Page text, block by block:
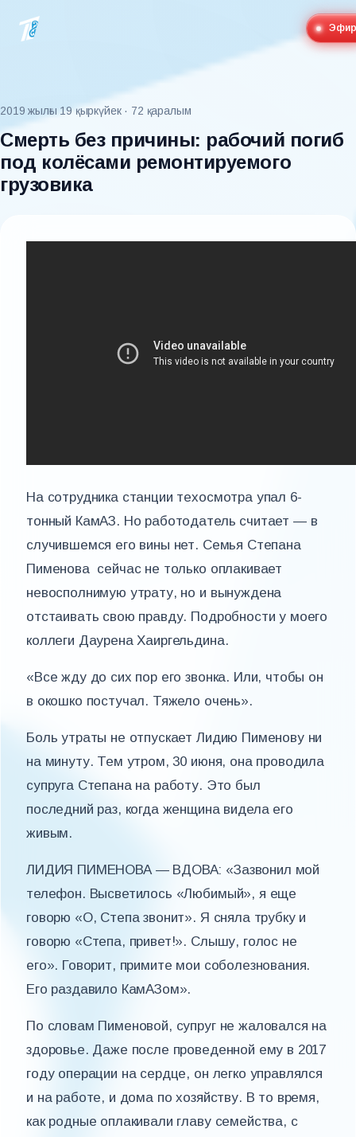
Эфир
2019 жылғы 19 қыркүйек · 72 қаралым
Смерть без причины: рабочий погиб
под колёсами ремонтируемого
грузовика
На сотрудника станции техосмотра упал 6-
тонный КамАЗ. Но работодатель считает — в
случившемся его вины нет. Семья Степана
Пименова сейчас не только оплакивает
невосполнимую утрату, но и вынуждена
отстаивать свою правду. Подробности у моего
коллеги Даурена Хаиргельдина.
«Все жду до сих пор его звонка. Или, чтобы он
в окошко постучал. Тяжело очень».
Боль утраты не отпускает Лидию Пименову ни
на минуту. Тем утром, 30 июня, она проводила
супруга Степана на работу. Это был
последний раз, когда женщина видела его
живым.
ЛИДИЯ ПИМЕНОВА — ВДОВА: «Зазвонил мой
телефон. Высветилось «Любимый», я еще
говорю «О, Степа звонит». Я сняла трубку и
говорю «Степа, привет!». Слышу, голос не
его». Говорит, примите мои соболезнования.
Его раздавило КамАЗом».
По словам Пименовой, супруг не жаловался на
здоровье. Даже после проведенной ему в 2017
году операции на сердце, он легко управлялся
и на работе, и дома по хозяйству. В то время,
как родные оплакивали главу семейства, с